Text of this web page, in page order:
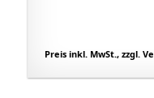
Preis inkl. MwSt., zzgl.